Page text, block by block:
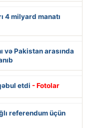
4 milyard manatı
və Pakistan arasında
etdi - Fotolar
referendum üçün